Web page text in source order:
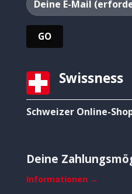
Swissness
Schweizer Online-
Deine
Informationen →